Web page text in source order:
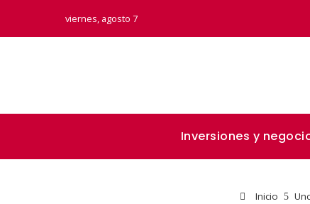
viernes, agosto 7
Inversiones y
Inicio